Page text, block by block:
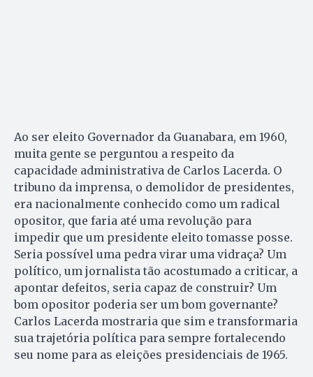
Ao ser eleito Governador da Guanabara, em 1960,
muita gente se perguntou a respeito da
capacidade administrativa de Carlos Lacerda. O
tribuno da imprensa, o demolidor de presidentes,
era nacionalmente conhecido como um radical
opositor, que faria até uma revolução para
impedir que um presidente eleito tomasse posse.
Seria possível uma pedra virar uma vidraça? Um
político, um jornalista tão acostumado a criticar, a
apontar defeitos, seria capaz de construir? Um
bom opositor poderia ser um bom governante?
Carlos Lacerda mostraria que sim e transformaria
sua trajetória política para sempre fortalecendo
seu nome para as eleições presidenciais de 1965.